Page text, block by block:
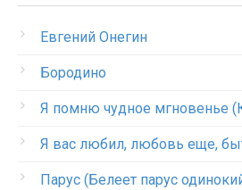
Евгений Онегин
Бородино
Я помню чудное мгновенье
Я вас любил, любовь еще,
Парус (Белеет парус